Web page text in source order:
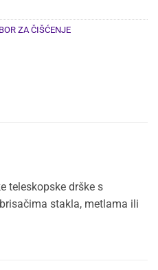
ZA ČIŠĆENJE
teleskopske drške s
stakla, metlama ili